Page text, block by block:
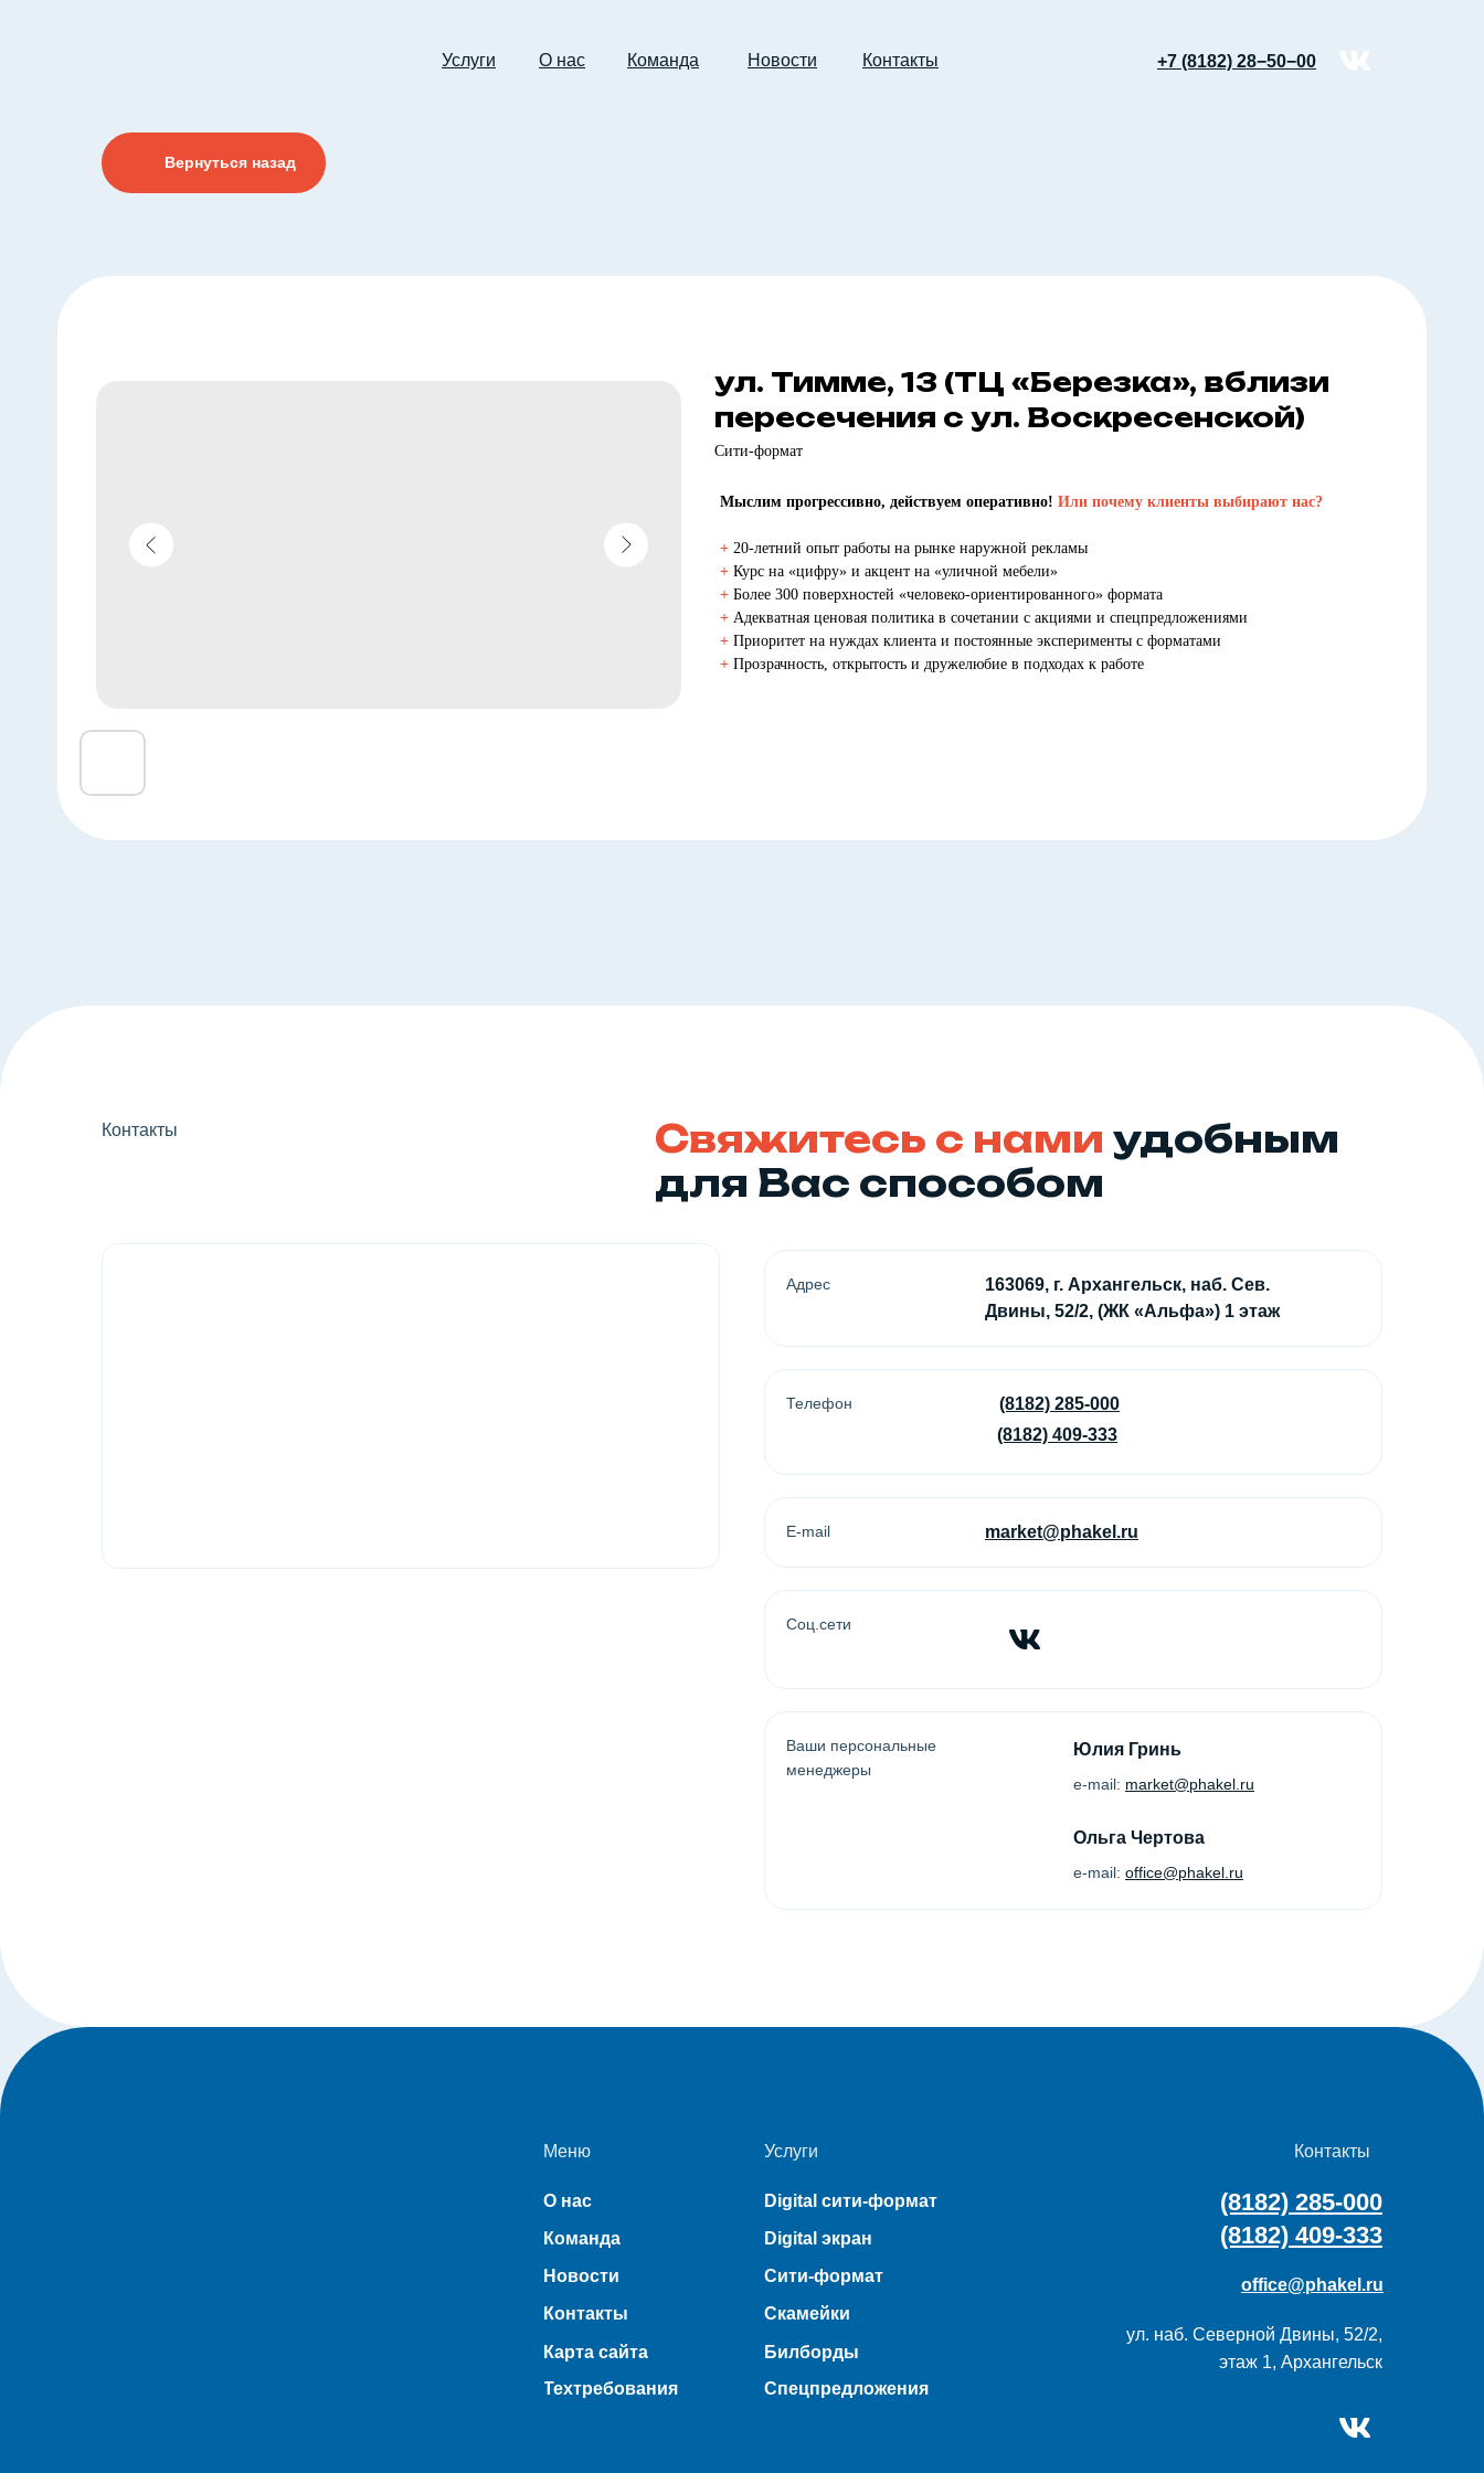
О нас Команда
Услуги Новости Контакты +7 (8182) 28−50−00
Вернуться назад
ул. Тимме, 13 (ТЦ «Березка», вблизи
пересечения с ул. Воскресенской)
Сити-формат
Мыслим прогрессивно, действуем оперативно! Или почему клиенты выбирают нас?
+ 20-летний опыт работы на рынке наружной рекламы
+ Курс на «цифру» и акцент на «уличной мебели»
+ Более 300 поверхностей «человеко-ориентированного» формата
+ Адекватная ценовая политика в сочетании с акциями и спецпредложениями
+ Приоритет на нуждах клиента и постоянные эксперименты с форматами
+ Прозрачность, открытость и дружелюбие в подходах к работе
Адрес
163069, г. Архангельск, наб. Сев.
Двины, 52/2, (ЖК «Альфа») 1 этаж
Телефон
(8182) 285-000
(8182) 409-333
E-mail market@phakel.ru
Coц.сети
Юлия Гринь
e-mail: market@phakel.ru
Ольга Чертова
e-mail: office@phakel.ru
Ваши персональные
менеджеры
Контакты Свяжитесь с нами удобным
для Вас способом
Услуги
Меню Контакты
(8182) 285-000
(8182) 409-333
office@phakel.ru
ул. наб. Северной Двины, 52/2,
этаж 1, Архангельск
Карта сайта
Контакты
Новости
Команда
О нас
Digital сити-формат
Digital экран
Спецпредложения
Техтребования
Билборды
Скамейки
Сити-формат